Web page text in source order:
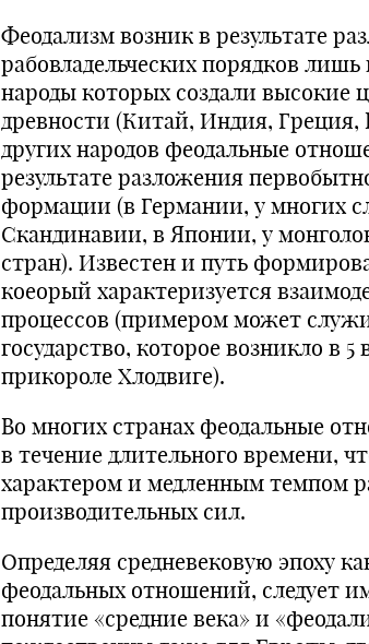
Феодализм возник в результате
рабовладельческих порядков
народы которых создали высокие
древности (Китай, Индия,
других народов феодальные
результате разложения
формации (в Германии, у многих
Скандинавии, в Японии, у
стран). Известен и путь
коеорый характеризуется
процессов (примером может
государство, которое возникло в
прикороле Хлодвиге).
Во многих странах феодальные
в течение длительного времени,
характером и медленным темпом
производительных сил.
Определяя средневековую эпоху
феодальных отношений, следует
понятие «средние века» и